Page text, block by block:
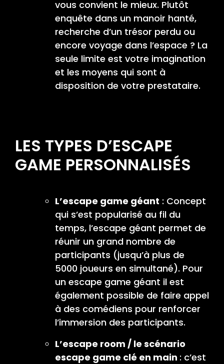
vous convient le mieux. Plutôt
enquête dans un manoir hanté,
recherche d’un trésor perdu ou
encore voyage dans l’espace ? La
seule limite est votre imagination
et les moyens qui sont à
disposition de votre prestataire.
LES TYPES D’ESCAPE
GAME PERSONNALISÉS
L’escape game géant : Concept
qui s’est popularisé au fil du
temps, l’escape géant permet de
réunir un grand nombre de
participants (jusqu’à plus de
5000 joueurs en simultané). Pour
un escape game géant il est
également possible de faire appel
à des comédiens pour renforcer
l’immersion des participants.
L’escape room / le scénario
escape game clé en main : c’est